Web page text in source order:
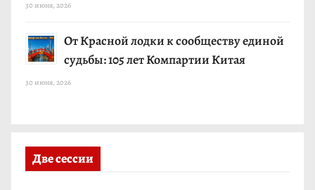
30 июня, 2026
От Красной лодки к сообществу единой
судьбы: 105 лет Компартии Китая
30 июня, 2026
Две сессии